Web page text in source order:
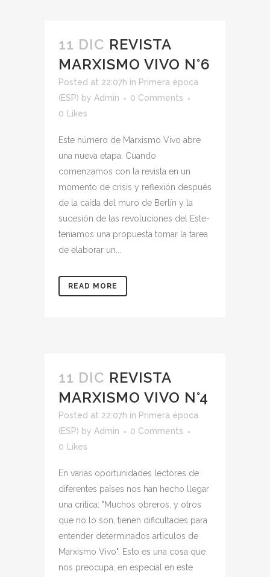
11 DIC REVISTA
MARXISMO VIVO N°6
Posted at 22:07h in Primera época
(ESP) by Admin
0 Comments
0
Likes
Este número de Marxismo Vivo abre
una nueva etapa. Cuando
comenzamos con la revista en un
momento de crisis y reflexión después
de la caída del muro de Berlín y la
sucesión de las revoluciones del Este-
teníamos una propuesta tomar la tarea
de elaborar un...
READ MORE
11 DIC REVISTA
MARXISMO VIVO N°4
Posted at 22:07h in Primera época
(ESP) by Admin
0 Comments
0
Likes
En varias oportunidades lectores de
diferentes países nos han hecho llegar
una crítica: "Muchos obreros, y otros
que no lo son, tienen dificultades para
entender determinados artículos de
Marxismo Vivo". Esto es una cosa que
nos preocupa, en especial en este